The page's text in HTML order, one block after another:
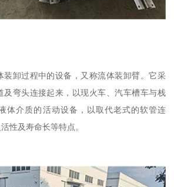
装卸过程中的设备，又称流体装卸臂。它采
及弯头连接起来，以现火车、汽车槽车与栈
体介质的活动设备，以取代老式的软管连
性及寿命长等特点。